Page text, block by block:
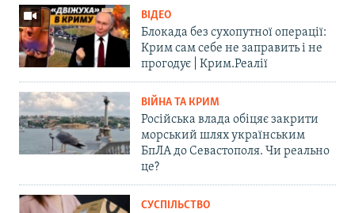
ВІДЕО
Блокада без сухопутної операції:
Крим сам себе не заправить і не
прогодує | Крим.Реалії
ВІЙНА ТА КРИМ
Російська влада обіцяє закрити
морський шлях українським
БпЛА до Севастополя. Чи реально
це?
СУСПІЛЬСТВО